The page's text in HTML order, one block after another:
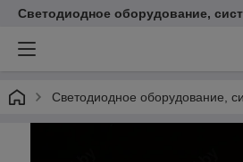
Светодиодное оборудование,
Светодиодное оборудование,